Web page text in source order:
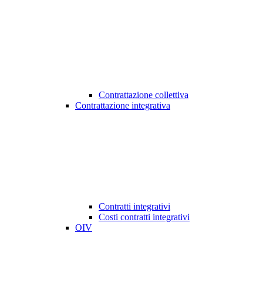
Contrattazione collettiva
Contrattazione integrativa
Contratti integrativi
Costi contratti integrativi
OIV